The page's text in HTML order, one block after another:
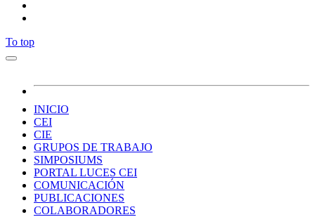
To top
INICIO
CEI
CIE
GRUPOS DE TRABAJO
SIMPOSIUMS
PORTAL LUCES CEI
COMUNICACIÓN
PUBLICACIONES
COLABORADORES